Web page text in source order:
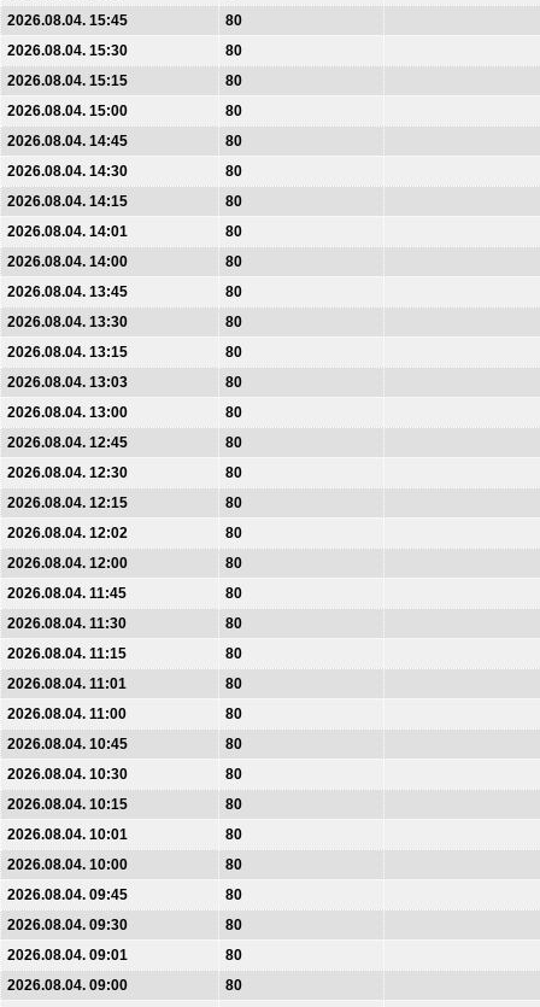
2026.08.04. 15:45
80
2026.08.04. 15:30
80
2026.08.04. 15:15
80
2026.08.04. 15:00
80
2026.08.04. 14:45
80
2026.08.04. 14:30
80
2026.08.04. 14:15
80
2026.08.04. 14:01
80
2026.08.04. 14:00
80
2026.08.04. 13:45
80
2026.08.04. 13:30
80
2026.08.04. 13:15
80
2026.08.04. 13:03
80
2026.08.04. 13:00
80
2026.08.04. 12:45
80
2026.08.04. 12:30
80
2026.08.04. 12:15
80
2026.08.04. 12:02
80
2026.08.04. 12:00
80
2026.08.04. 11:45
80
2026.08.04. 11:30
80
2026.08.04. 11:15
80
2026.08.04. 11:01
80
2026.08.04. 11:00
80
2026.08.04. 10:45
80
2026.08.04. 10:30
80
2026.08.04. 10:15
80
2026.08.04. 10:01
80
2026.08.04. 10:00
80
2026.08.04. 09:45
80
2026.08.04. 09:30
80
2026.08.04. 09:01
80
2026.08.04. 09:00
80